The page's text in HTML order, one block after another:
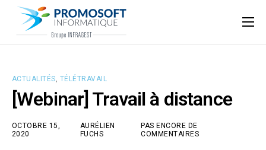
Qui sommes-nous ?
Nos ressources
ACTUALITÉS TÉLÉTRAVAIL
[Webinar] Travail à distance
OCTOBRE 15,
2020
AURÉLIEN
FUCHS
PAS ENCORE DE
COMMENTAIRES